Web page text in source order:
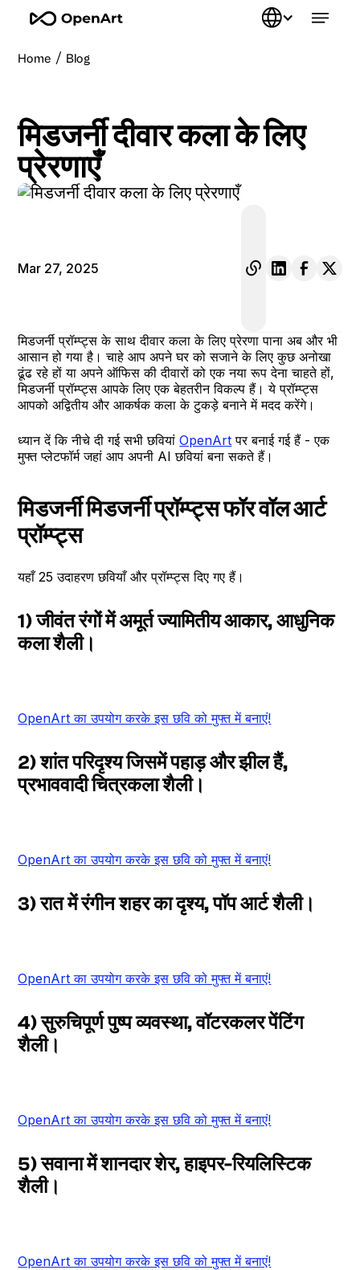
Home / Blog
मिडजर्नी दीवार कला के लिए
प्रेरणाएँ
Mar 27, 2025
मिडजर्नी प्रॉम्प्ट्स के साथ दीवार कला के लिए प्रेरणा पाना अब और भी
आसान हो गया है। चाहे आप अपने घर को सजाने के लिए कुछ अनोखा
ढूंढ रहे हों या अपने ऑफिस की दीवारों को एक नया रूप देना चाहते हों,
मिडजर्नी प्रॉम्प्ट्स आपके लिए एक बेहतरीन विकल्प हैं। ये प्रॉम्प्ट्स
आपको अद्वितीय और आकर्षक कला के टुकड़े बनाने में मदद करेंगे।
ध्यान दें कि नीचे दी गई सभी छवियांOpenArt पर बनाई गई हैं - एक
मुफ्त प्लेटफॉर्म जहां आप अपनी AI छवियां बना सकते हैं।
मिडजर्नी मिडजर्नी प्रॉम्प्ट्स फॉर वॉल आर्ट
प्रॉम्प्ट्स
यहाँ 25 उदाहरण छवियाँ और प्रॉम्प्ट्स दिए गए हैं।
1) जीवंत रंगों में अमूर्त ज्यामितीय आकार, आधुनिक
कला शैली।
OpenArt का उपयोग करके इस छवि को मुफ्त में बनाएं!
2) शांत परिदृश्य जिसमें पहाड़ और झील हैं,
प्रभाववादी चित्रकला शैली।
OpenArt का उपयोग करके इस छवि को मुफ्त में बनाएं!
3) रात में रंगीन शहर का दृश्य, पॉप आर्ट शैली।
OpenArt का उपयोग करके इस छवि को मुफ्त में बनाएं!
4) सुरुचिपूर्ण पुष्प व्यवस्था, वॉटरकलर पेंटिंग
शैली।
OpenArt का उपयोग करके इस छवि को मुफ्त में बनाएं!
5) सवाना में शानदार शेर, हाइपर-रियलिस्टिक
शैली।
OpenArt का उपयोग करके इस छवि को मुफ्त में बनाएं!